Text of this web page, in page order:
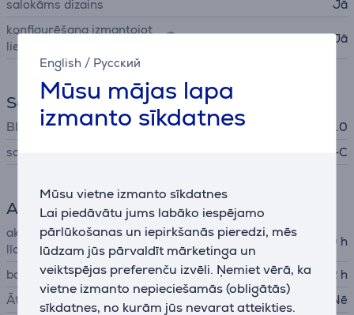
English / Русский
Mūsu mājas lapa
izmanto sīkdatnes
Mūsu vietne izmanto sīkdatnes
Lai piedāvātu jums labāko iespējamo
pārlūkošanas un iepirkšanās pieredzi, mēs
lūdzam jūs pārvaldīt mārketinga un
veiktspējas preferenču izvēli. Ņemiet vērā, ka
vietne izmanto nepieciešamās (obligātās)
sīkdatnes, no kurām jūs nevarat atteikties.
salokāms dizains
Jā
konfigurēšana izmantojot
lietotni
Jā
Savienojums
Bluetooth
Bluetooth 5.0
savienojuma veids
Bluetooth, USB -C
Akumulators
akumulatora darbības ilgums
līdz
80 h
baterijas lādēšanas laiks
2 h
Ātrā uzlāde
Nē